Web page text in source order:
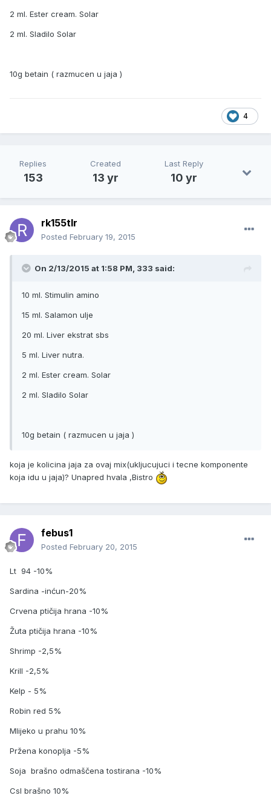
2 ml. Ester cream. Solar
2 ml. Sladilo Solar
10g betain ( razmucen u jaja )
4
Replies
153
Created
13 yr
Last Reply
10 yr
rk155tlr
Posted February 19, 2015
On 2/13/2015 at 1:58 PM, 333 said:
10 ml. Stimulin amino
15 ml. Salamon ulje
20 ml. Liver ekstrat sbs
5 ml. Liver nutra.
2 ml. Ester cream. Solar
2 ml. Sladilo Solar
10g betain ( razmucen u jaja )
koja je kolicina jaja za ovaj mix(ukljucujuci i tecne komponente
koja idu u jaja)? Unapred hvala ,Bistro
febus1
Posted February 20, 2015
Lt 94 -10%
Sardina -inćun-20%
Crvena ptičija hrana -10%
Žuta ptičija hrana -10%
Shrimp -2,5%
Krill -2,5%
Kelp - 5%
Robin red 5%
Mlijeko u prahu 10%
Pržena konoplja -5%
Soja brašno odmaščena tostirana -10%
Csl brašno 10%